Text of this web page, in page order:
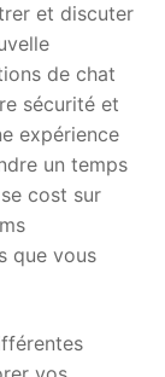
et discuter
de chat
sécurité et
expérience
un temps
cost sur
que vous